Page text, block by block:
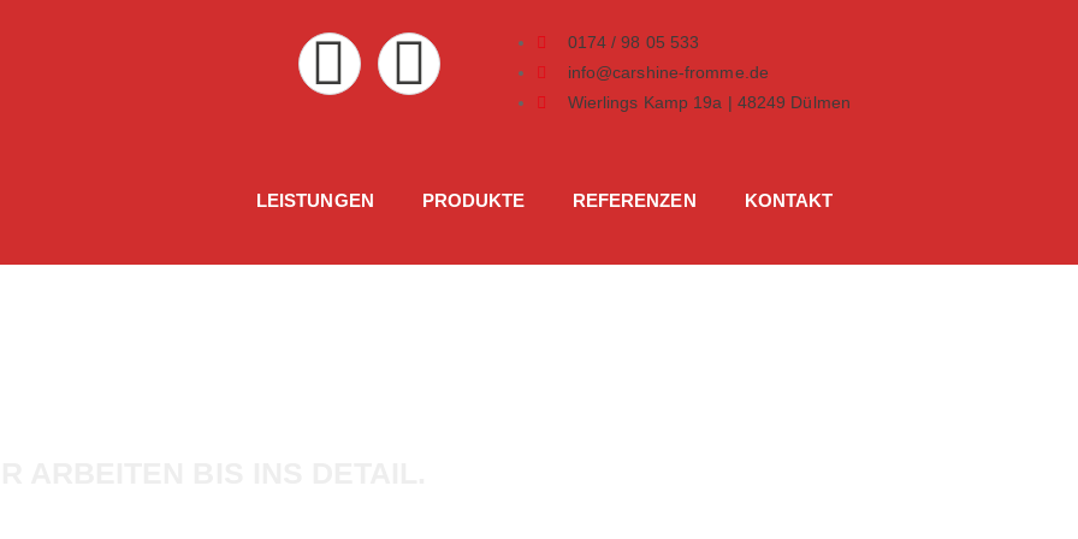
0174 / 98 05 533
info@carshine-fromme.de
Wierlings Kamp 19a | 48249 Dülmen
LEISTUNGEN PRODUKTE REFERENZEN KONTAKT